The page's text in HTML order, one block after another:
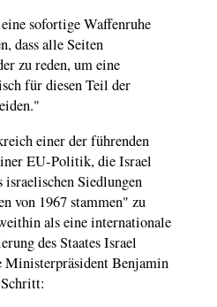
sofortige Waffenruhe
dass alle Seiten
zu reden, um eine
für diesen Teil der
einer der führenden
EU-Politik, die Israel
israelischen Siedlungen
von 1967 stammen" zu
als eine internationale
des Staates Israel
Ministerpräsident Benjamin